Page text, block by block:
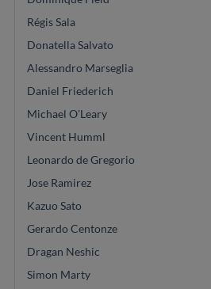
Régis Sala
Donatella Salvato
Alessandro Marseglia
Daniel Friederich
Michael O'Leary
Vincent Humml
Leonardo de Gregorio
Jose Ramirez
Kazuo Sato
Gerardo Centonze
Dragan Neshic
Simon Marty